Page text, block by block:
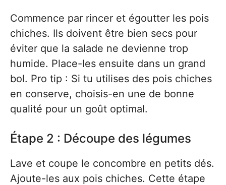
Commence par rincer et égoutter les pois
chiches. Ils doivent être bien secs pour
éviter que la salade ne devienne trop
humide. Place-les ensuite dans un grand
bol. Pro tip : Si tu utilises des pois chiches
en conserve, choisis-en une de bonne
qualité pour un goût optimal.
Étape 2 : Découpe des légumes
Lave et coupe le concombre en petits dés.
Ajoute-les aux pois chiches. Cette étape